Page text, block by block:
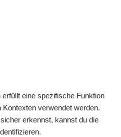
eine spezifische Funktion
verwendet werden.
erkennst, kannst du die